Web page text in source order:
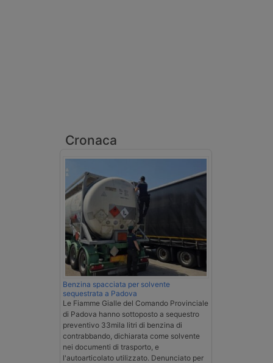
Cronaca
Benzina spacciata per solvente
sequestrata a Padova
Le Fiamme Gialle del Comando Provinciale
di Padova hanno sottoposto a sequestro
preventivo 33mila litri di benzina di
contrabbando, dichiarata come solvente
nei documenti di trasporto, e
l'autoarticolato utilizzato. Denunciato per